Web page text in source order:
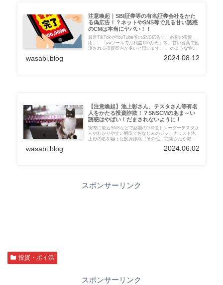
注意喚起｜SBI証券等の有名証券会社をかた
る偽広告！？ネットやSNS等で見る甘い誘惑
のCMは本当にヤバい！！
最近TikTokやYouTube等のSNS広告で「必勝の投資
術」、「○○ツールで月利益100万円」等、甘い言葉で勧
誘される投資案内が多いと思います。 このような物は
は、有名証券会社のSBI証券や松井証券等を騙っている
wasabi.blog 2024.08.12
【注意喚起】池上彰さん、テスタさん等有名
人をかたる投資詐欺！？SNSCMのあま～い
誘惑はやばい！だまされないように！
実際に最近SNSなどで話題の100億トレーダーテスタさ
んやわかりやすい解説でおなじみのジャーナリスト池
上彰の名を騙った投資詐欺（その他、前園さんや堀江
す）もよく見かけるので、皆さんに注意と投資詐欺に
wasabi.blog 2024.06.02
スポンサーリンク
投資・ポイ活
スポンサーリンク